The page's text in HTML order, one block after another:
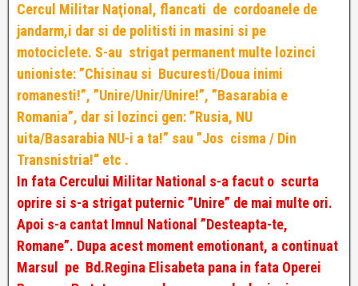
Cercul Militar Naţional, flancati de cordoanele de
jandarm,i dar si de politisti in masini si pe
motociclete. S-au strigat permanent multe lozinci
unioniste: ”Chisinau si Bucuresti/Doua inimi
romanesti!”, ”Unire/Unir/Unire!”, ”Basarabia e
Romania”, dar si lozinci gen: ”Rusia, NU
uita/Basarabia NU-i a ta!” sau ”Jos cisma / Din
Transnistria!“ etc .
In fata Cercului Militar National s-a facut o scurta
oprire si s-a strigat puternic ”Unire” de mai multe ori.
Apoi s-a cantat Imnul National ”Desteapta-te,
Romane”. Dupa acest moment emotionant, a continuat
Marsul pe Bd.Regina Elisabeta pana in fata Operei